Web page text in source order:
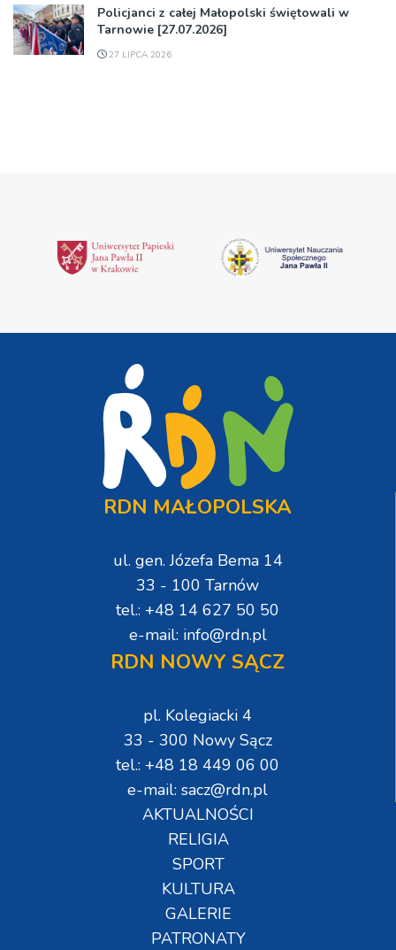
Policjanci z całej Małopolski świętowali w
Tarnowie [27.07.2026]
27 LIPCA 2026
RDN MAŁOPOLSKA
ul. gen. Józefa Bema 14
33 - 100 Tarnów
tel.: +48 14 627 50 50
e-mail: info@rdn.pl
RDN NOWY SĄCZ
pl. Kolegiacki 4
33 - 300 Nowy Sącz
tel.: +48 18 449 06 00
e-mail: sacz@rdn.pl
AKTUALNOŚCI
RELIGIA
SPORT
KULTURA
GALERIE
PATRONATY